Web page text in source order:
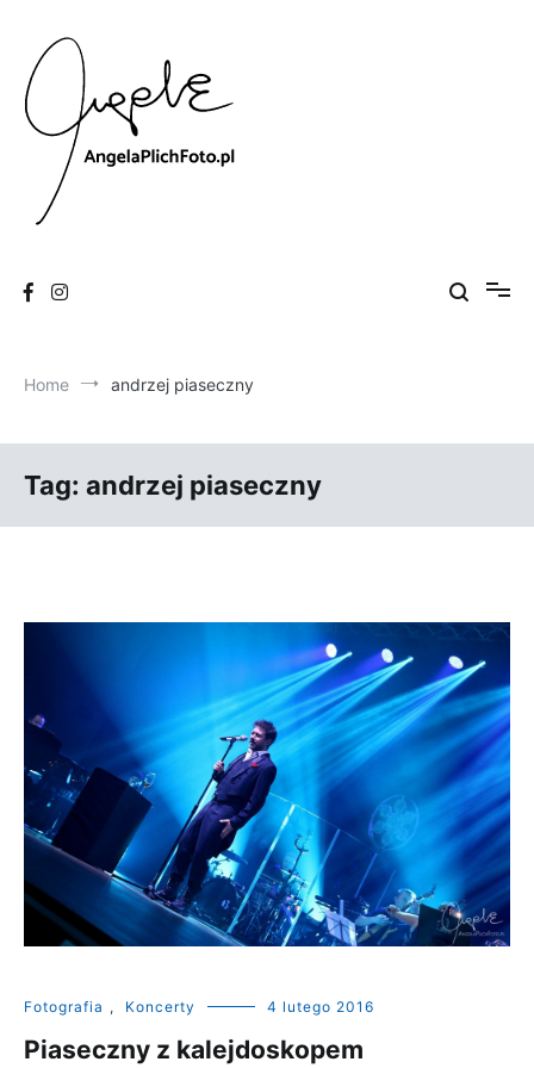
content
Home andrzej piaseczny
Tag: andrzej piaseczny
Fotografia , Koncerty 4 lutego 2016
Piaseczny z kalejdoskopem